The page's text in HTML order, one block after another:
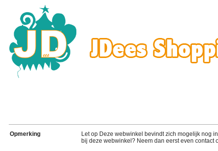
Opmerking
Let op Deze webwinkel bevindt zich mogelijk nog
bij deze webwinkel? Neem dan eerst even contact